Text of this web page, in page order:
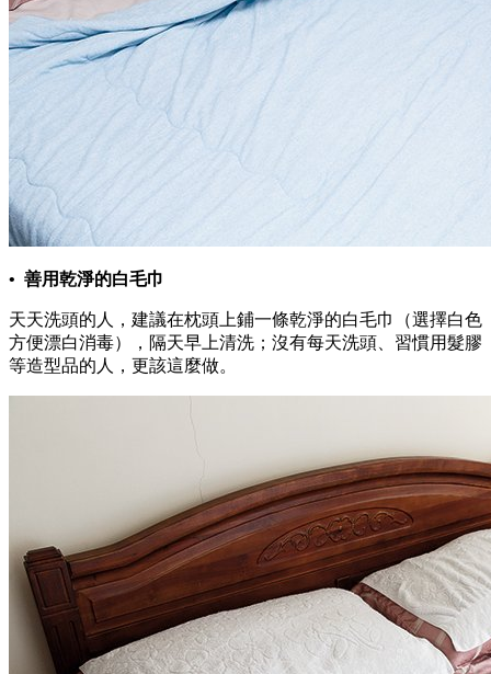
• 善用乾淨的白毛巾
天天洗頭的人，建議在枕頭上鋪一條乾淨的白毛巾（選擇白色
方便漂白消毒），隔天早上清洗；沒有每天洗頭、習慣用髮膠
等造型品的人，更該這麼做。